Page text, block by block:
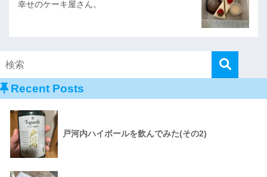
幸せのケーキ屋さん。
Recent Posts
戸河内ハイボールを飲んでみた(その2)